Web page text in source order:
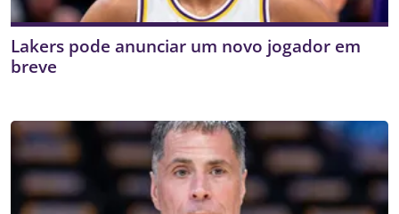
Lakers pode anunciar um novo jogador em
breve